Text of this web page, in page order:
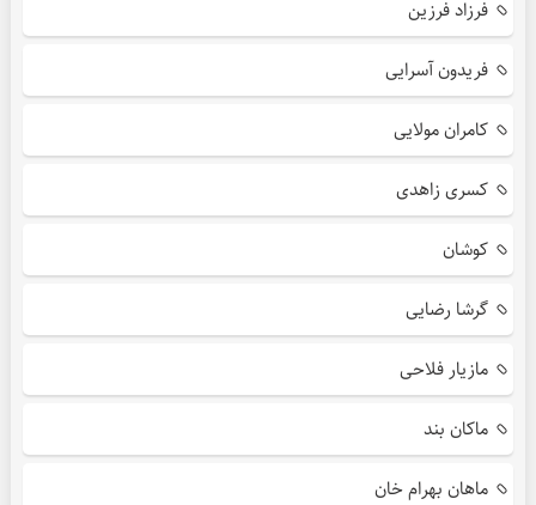
فرزاد فرزین
فریدون آسرایی
کامران مولایی
کسری زاهدی
کوشان
گرشا رضایی
مازیار فلاحی
ماکان بند
ماهان بهرام خان